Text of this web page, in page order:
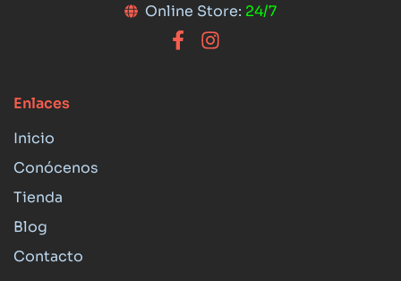
Online Store: 24/7
Enlaces
Inicio
Conócenos
Tienda
Blog
Contacto